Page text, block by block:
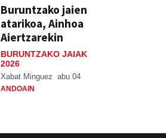
Buruntzako jaien
atarikoa, Ainhoa
Aiertzarekin
BURUNTZAKO JAIAK
2026
Xabat Minguez abu 04
ANDOAIN